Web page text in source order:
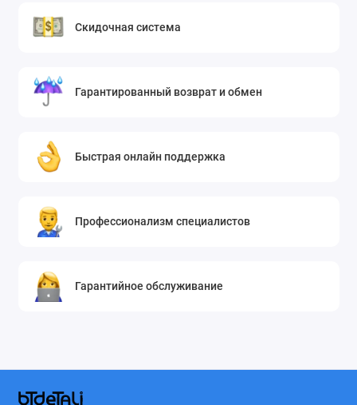
EV 6102 (7104241300)
EV 6120 (7124341200)
EV 6800 (7111441100)
EV 7100
WA 6540 (7110982700)
Скидочная система
Гарантированный возврат и обмен
Быстрая онлайн поддержка
Профессионализм специалистов
Гарантийное обслуживание